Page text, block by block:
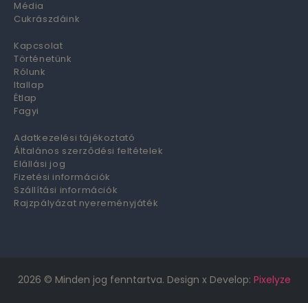
Média
Cukrászdáink
Kapcsolat
Történetünk
Rólunk
Itallap
Étlap
Fagyi
Adatkezelési tájékoztató
Általános szerződési feltételek
Elállási jog
Fizetési információk
Szállítási információk
Rajzpályázat nyereményjáték
2026 © Minden jog fenntartva. Design x Develop: Pixelyze